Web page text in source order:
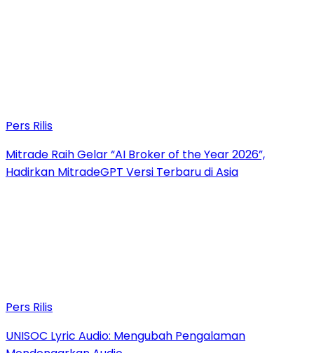
Pers Rilis
Mitrade Raih Gelar “AI Broker of the Year 2026”,
Hadirkan MitradeGPT Versi Terbaru di Asia
Pers Rilis
UNISOC Lyric Audio: Mengubah Pengalaman